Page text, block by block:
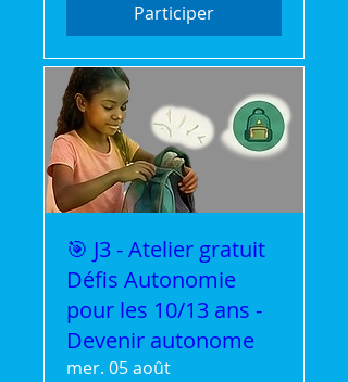
Participer
🎯 J3 - Atelier gratuit
Défis Autonomie
pour les 10/13 ans -
Devenir autonome
mer. 05 août